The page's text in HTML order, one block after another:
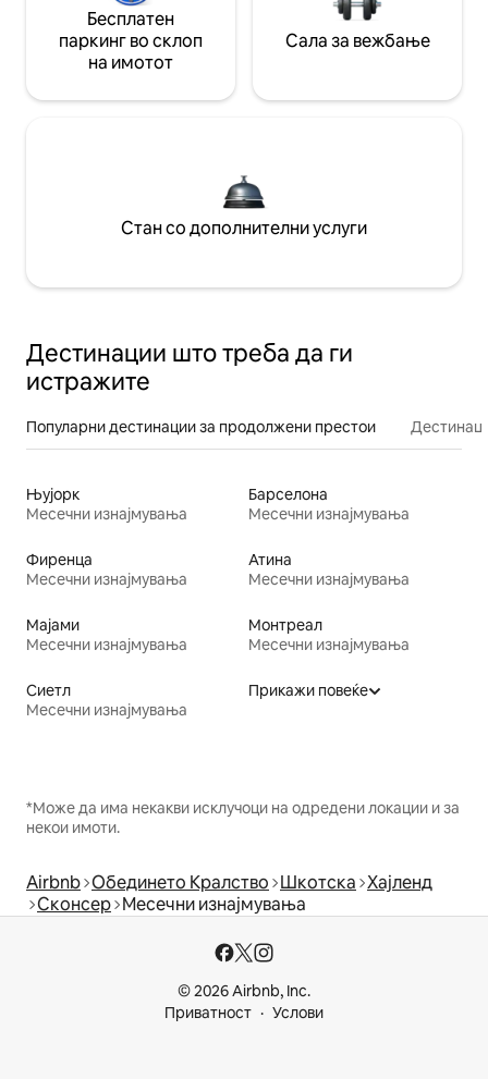
Бесплатен
паркинг во склоп
на имотот
Сала за вежбање
Стан со дополнителни услуги
Дестинации што треба да ги
истражите
Популарни дестинации за продолжени престои
Њујорк
Месечни изнајмувања
Барселона
Месечни изнајмувања
Фиренца
Месечни изнајмувања
Атина
Месечни изнајмувања
Мајами
Месечни изнајмувања
Монтреал
Месечни изнајмувања
Сиетл
Месечни изнајмувања
Прикажи повеќе
*Може да има некакви исклучоци на одредени локации и за
некои имоти.
Airbnb Обединето Кралство Шкотска Хајленд
Сконсер Месечни изнајмувања
© 2026 Airbnb, Inc.
Приватност
Услови